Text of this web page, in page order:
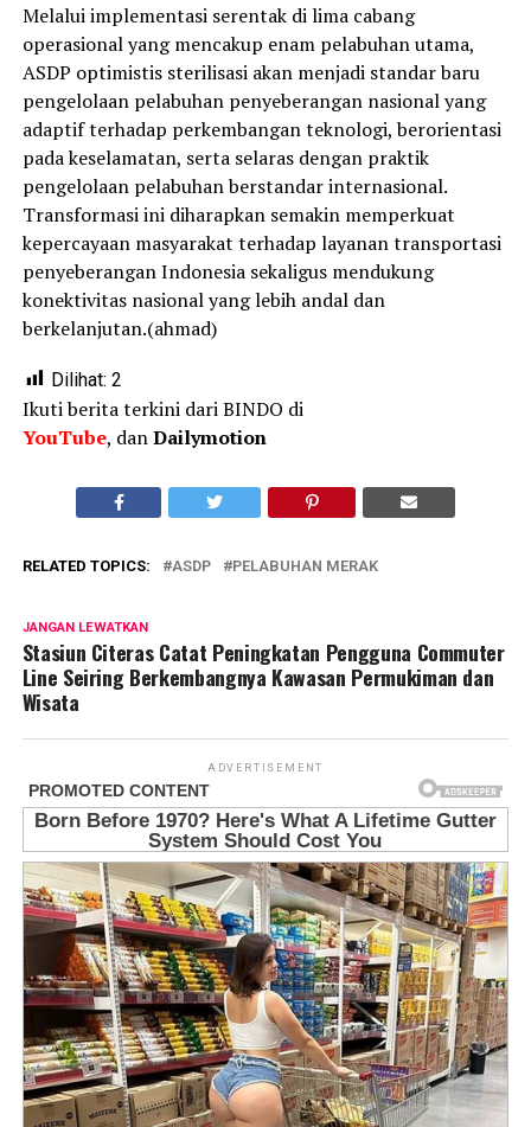
Melalui implementasi serentak di lima cabang
operasional yang mencakup enam pelabuhan utama,
ASDP optimistis sterilisasi akan menjadi standar baru
pengelolaan pelabuhan penyeberangan nasional yang
adaptif terhadap perkembangan teknologi, berorientasi
pada keselamatan, serta selaras dengan praktik
pengelolaan pelabuhan berstandar internasional.
Transformasi ini diharapkan semakin memperkuat
kepercayaan masyarakat terhadap layanan transportasi
penyeberangan Indonesia sekaligus mendukung
konektivitas nasional yang lebih andal dan
berkelanjutan.(ahmad)
Dilihat: 2
Ikuti berita terkini dari BINDO di
YouTube, danDailymotion
RELATED TOPICS: ASDP PELABUHAN MERAK
JANGAN LEWATKAN
Stasiun Citeras Catat Peningkatan Pengguna Commuter
Line Seiring Berkembangnya Kawasan Permukiman dan
Wisata
ADVERTISEMENT